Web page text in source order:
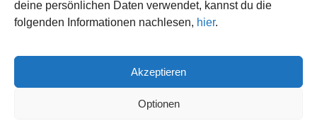
deine persönlichen Daten verwendet, kannst du die
folgenden Informationen nachlesen, hier.
Akzeptieren
Optionen
kein Internet?
© 2026 WISSEN123.DE
IMPRESSUM
DATENSCHUTZ